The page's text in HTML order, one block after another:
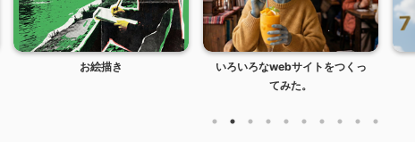
お絵描き
いろいろなwebサイトをつくっ
てみた。